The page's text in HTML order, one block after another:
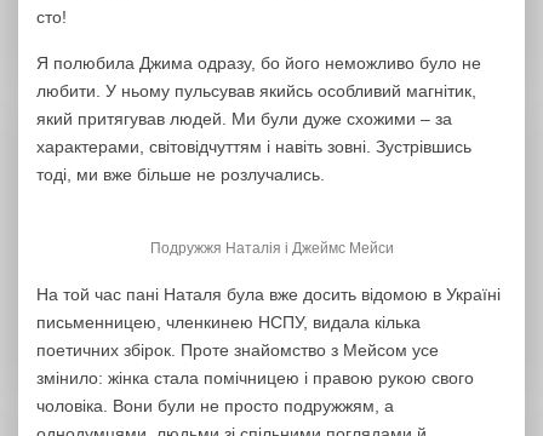
сто!
Я полюбила Джима одразу, бо його неможливо було не
любити. У ньому пульсував якийсь особливий магнітик,
який притягував людей. Ми були дуже схожими – за
характерами, світовідчуттям і навіть зовні. Зустрівшись
тоді, ми вже більше не розлучались.
Подружжя Наталія і Джеймс Мейси
На той час пані Наталя була вже досить відомою в Україні
письменницею, членкинею НСПУ, видала кілька
поетичних збірок. Проте знайомство з Мейсом усе
змінило: жінка стала помічницею і правою рукою свого
чоловіка. Вони були не просто подружжям, а